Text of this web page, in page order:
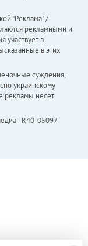
"Реклама" /
рекламными и
участвует в
в этих
суждения,
украинскому
рекламы несет
- R40-05097